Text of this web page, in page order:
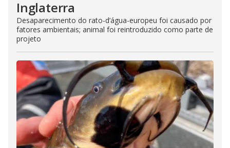
Inglaterra
Desaparecimento do rato-d’água-europeu foi causado por
fatores ambientais; animal foi reintroduzido como parte de
projeto